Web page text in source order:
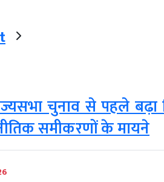
चुनाव से पहले बढ़ा
समीकरणों के मायने